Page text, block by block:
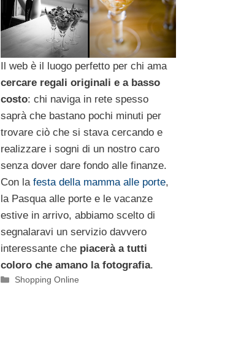
Il web è il luogo perfetto per chi ama
cercare regali originali e a basso
costo: chi naviga in rete spesso
saprà che bastano pochi minuti per
trovare ciò che si stava cercando e
realizzare i sogni di un nostro caro
senza dover dare fondo alle finanze.
Con la festa della mamma alle porte,
la Pasqua alle porte e le vacanze
estive in arrivo, abbiamo scelto di
segnalaravi un servizio davvero
interessante chepiacerà a tutti
coloro che amano la fotografia.
Categorie
Shopping Online